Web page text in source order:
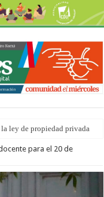
niñas y adolescentes que
para el 20 de